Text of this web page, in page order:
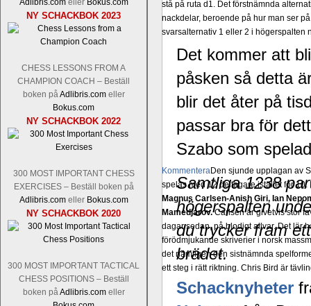
Adlibris.comeller Bokus.com
NY SCHACKBOK 2023
CHESS LESSONS FROM A
CHAMPION COACH – Beställ
boken påAdlibris.comeller
Bokus.com
NY SCHACKBOK 2022
300 MOST IMPORTANT CHESS
EXERCISES – Beställ boken på
Adlibris.comeller Bokus.com
NY SCHACKBOK 2020
300 MOST IMPORTANT TACTICAL
CHESS POSITIONS – Beställ
boken påAdlibris.comeller
stå på ruta d1. Det förstnämnda
nackdelar, beroende på hur man ser
svarsalternativ 1 eller 2 i högerspalten
KommenteraDen sjunde upplagan av
spelas med 12 deltagare istället för
Magnus Carlsen-Anish Giri, Ian
Mamedjarov.Carlsen är givetvis stor
dagar sedan, på blodigt allvar. Det lär
förödmjukande skriverier i norsk
det nämligen den sistnämnda
ett steg i rätt riktning. Chris Bird är
Det kommer att
påsken så detta
blir det åter på
passar bra för
Szabo som
Samtliga 1238
högerspalten
du trycker fram
brädet.
Schacknyheter